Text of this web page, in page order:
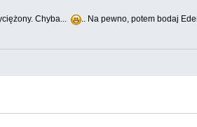
Chyba...
.. Na pewno, potem bodaj